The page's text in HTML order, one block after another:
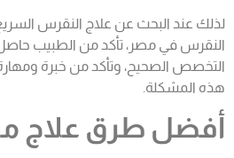
لذلك عند البحث عن علاج النقرس
النقرس في مصر، تأكد من الطبيب
التخصص الصحيح، وتأكد من خبرة
هذه المشكلة.
أفضل طرق علاج